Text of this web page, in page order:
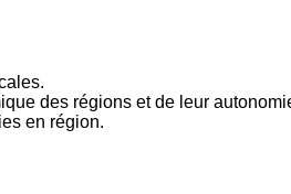
des régions et de leur
en région.